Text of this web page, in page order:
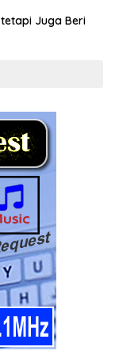
tetapi Juga Beri